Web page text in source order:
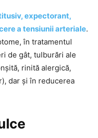
expectorant,
a tensiunii arteriale.
în tratamentul
de gât, tulburări ale
rinită alergică,
dar și în reducerea